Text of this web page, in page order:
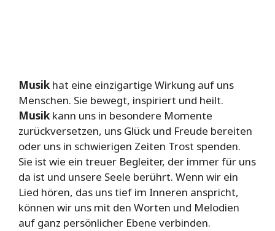
Musik hat eine einzigartige Wirkung auf uns
Menschen. Sie bewegt, inspiriert und heilt.
Musik kann uns in besondere Momente
zurückversetzen, uns Glück und Freude bereiten
oder uns in schwierigen Zeiten Trost spenden.
Sie ist wie ein treuer Begleiter, der immer für uns
da ist und unsere Seele berührt. Wenn wir ein
Lied hören, das uns tief im Inneren anspricht,
können wir uns mit den Worten und Melodien
auf ganz persönlicher Ebene verbinden.